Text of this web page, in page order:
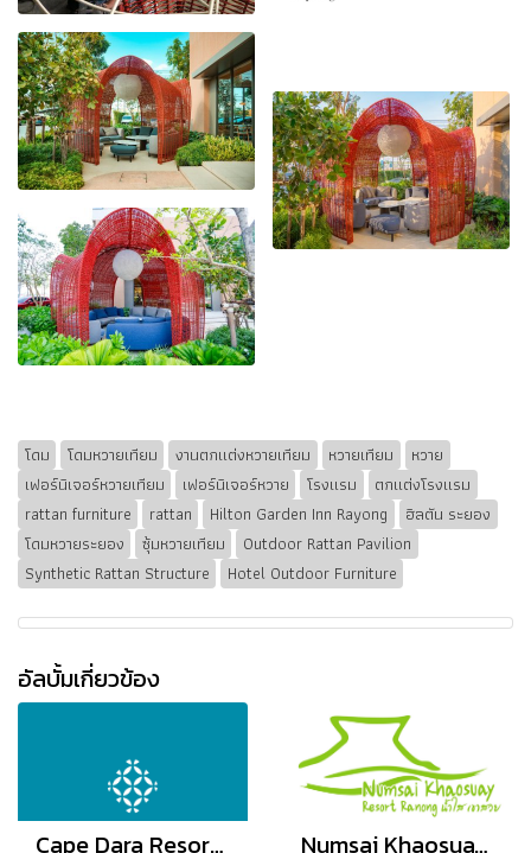
โดม โดมหวายเทียม งานตกแต่งหวายเทียม หวายเทียม
หวาย
เฟอร์นิเจอร์หวายเทียม
เฟอร์นิเจอร์หวาย โรงแรม
ตกแต่งโรงแรม
rattan furniture
rattan Hilton Garden Inn Rayong
ฮิลตัน ระยอง
โดมหวายระยอง
ซุ้มหวายเทียม
Outdoor Rattan Pavilion
Synthetic Rattan Structure
Hotel Outdoor Furniture
อัลบั้มเกี่ยวข้อง
Cape Dara Resort, Pattaya Numsai Khaosuay Resort Ranong, Thailand